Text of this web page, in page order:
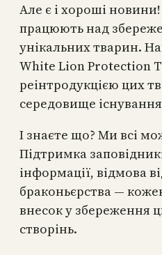
Але є і хороші новини!
працюють над
унікальних тварин.
White Lion Protection
реінтродукцією цих
середовище
І знаєте що? Ми всі
Підтримка
інформації, відмова
браконьєрства —
внесок у збереження
створінь.